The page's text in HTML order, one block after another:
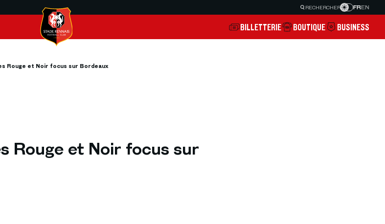
RECHERCHER FREN
BILLETTERIE BOUTIQUE BUSINESS
Rouge et Noir focus sur Bordeaux
Rouge et Noir focus sur